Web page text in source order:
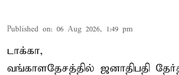
Published on: 06 Aug 2026, 1:49 pm
டாக்கா,
வங்காளதேசத்தில் ஜனாதிபதி